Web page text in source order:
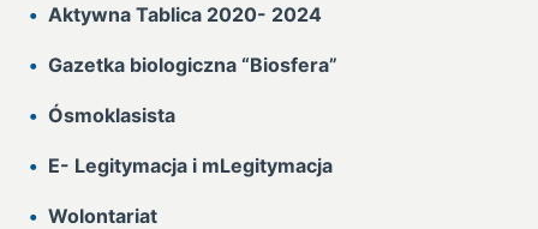
Aktywna Tablica 2020- 2024
Gazetka biologiczna “Biosfera”
Ósmoklasista
E- Legitymacja i mLegitymacja
Wolontariat